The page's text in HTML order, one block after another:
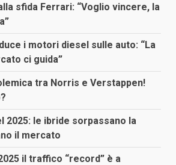
sfida Ferrari: “Voglio vincere, la
i motori diesel sulle auto: “La
ci guida”
tra Norris e Verstappen!
2025: le ibride sorpassano la
il mercato
il traffico “record” è a